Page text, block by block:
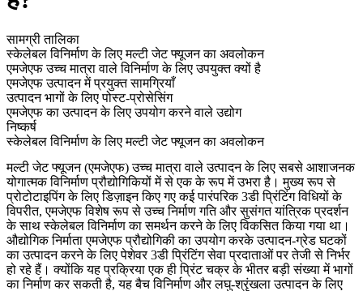
सामग्री तालिका
स्केलेबल विनिर्माण के लिए मल्टी जेट फ्यूजन का अवलोकन
एमजेएफ उच्च मात्रा वाले विनिर्माण के लिए उपयुक्त क्यों है
एमजेएफ उत्पादन में प्रयुक्त सामग्रियाँ
उत्पादन भागों के लिए पोस्ट-प्रोसेसिंग
एमजेएफ का उत्पादन के लिए उपयोग करने वाले उद्योग
निष्कर्ष
स्केलेबल विनिर्माण के लिए मल्टी जेट फ्यूजन का अवलोकन
मल्टी जेट फ्यूजन (एमजेएफ) उच्च मात्रा वाले उत्पादन के लिए सबसे आशाजनक
योगात्मक विनिर्माण प्रौद्योगिकियों में से एक के रूप में उभरा है। मुख्य रूप से
प्रोटोटाइपिंग के लिए डिज़ाइन किए गए कई पारंपरिक 3डी प्रिंटिंग विधियों के
विपरीत, एमजेएफ विशेष रूप से उच्च निर्माण गति और सुसंगत यांत्रिक प्रदर्शन
के साथ स्केलेबल विनिर्माण का समर्थन करने के लिए विकसित किया गया था।
औद्योगिक निर्माता एमजेएफ प्रौद्योगिकी का उपयोग करके उत्पादन-ग्रेड घटकों
का उत्पादन करने के लिए पेशेवर3डी प्रिंटिंग सेवाप्रदाताओं पर तेजी से निर्भर
हो रहे हैं। क्योंकि यह प्रक्रिया एक ही प्रिंट चक्र के भीतर बड़ी संख्या में भागों
का निर्माण कर सकती है, यह बैच विनिर्माण और लघु-श्रृंखला उत्पादन के लिए